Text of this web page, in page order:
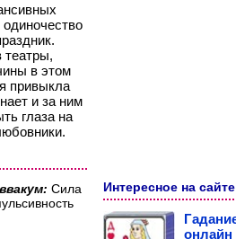
театры,
в этом
привыкла
и за ним
глаза на
Сила
Интересное на сайте
онлайн